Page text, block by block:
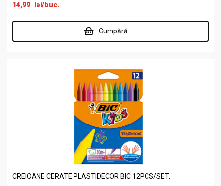
14,99 lei/buc.
Cumpără
CREIOANE CERATE PLASTIDECOR BIC 12PCS/SET.